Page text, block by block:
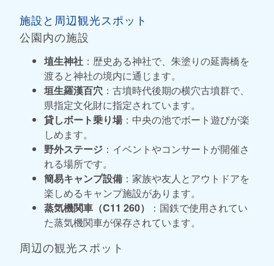
施設と周辺観光スポット
公園内の施設
埴生神社 ：歴史ある神社で、朱塗りの延壽橋を
渡ると神社の境内に通じます。
垣生羅漢百穴 ：古墳時代後期の横穴古墳群で、
県指定文化財に指定されています。
貸しボート乗り場：中央の池でボート遊びが楽
しめます。
野外ステージ ：イベントやコンサートが開催さ
れる場所です。
簡易キャンプ設備 ：家族や友人とアウトドアを
楽しめるキャンプ施設があります。
蒸気機関車（C11 260）
：国鉄で使用されてい
た蒸気機関車が保存されています。
周辺の観光スポット